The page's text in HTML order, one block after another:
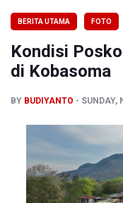
Menhut
Pemerintah
BERITA UTAMA FOTO
Kondisi
di Kobasoma
BY BUDIYANTO SUNDAY,